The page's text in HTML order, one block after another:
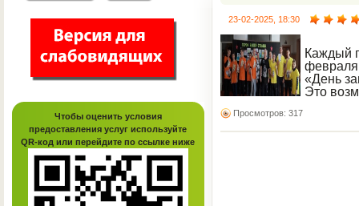
Чтобы оценить условия
предоставления услуг используйте
QR-код или перейдите по ссылке ниже
23-02-2025, 18:30
Каждый
февраля
«День
Это
такое смелость,
мужество. Отечество
Просмотров: 317